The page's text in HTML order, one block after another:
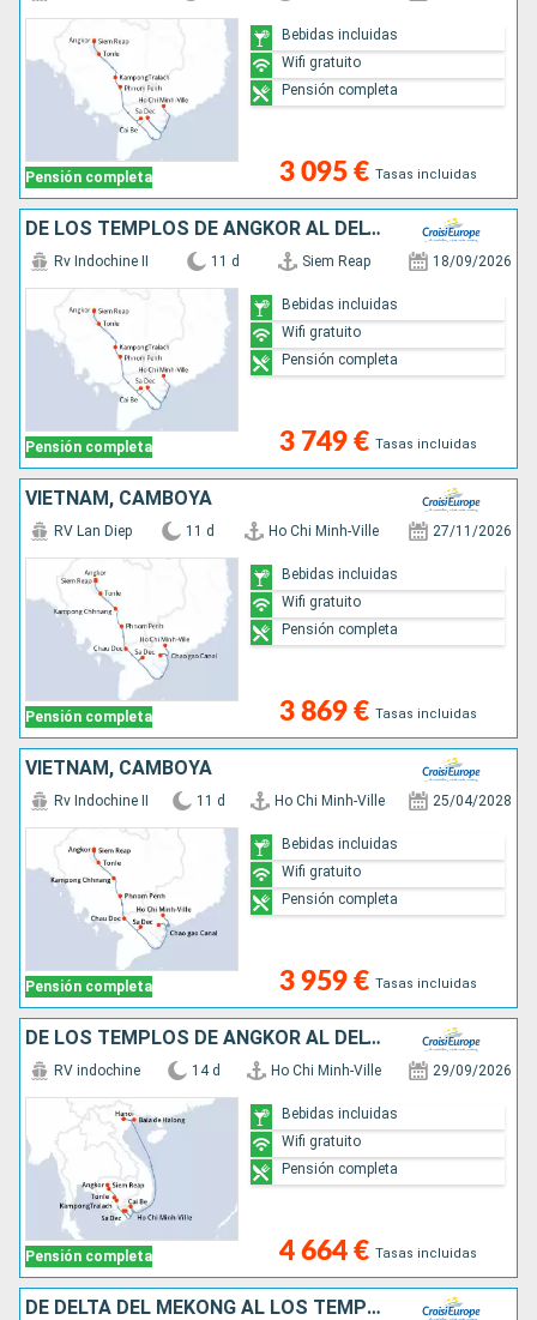
Pensión completa 3 095 € Tasas incluidas
Bebidas incluidas
Wifi gratuito
Pensión completa
DE LOS TEMPLOS DE ANGKOR AL DELTA DEL MEKONG (FORMULA PUERTO/PUERTO)
Pensión completa
Rv Indochine II 11 d Siem Reap 18/09/2026
3 749 € Tasas incluidas
Bebidas incluidas
Wifi gratuito
Pensión completa
VIETNAM, CAMBOYA
Pensión completa
RV Lan Diep 11 d Ho Chi Minh-Ville 27/11/2026
3 869 € Tasas incluidas
Bebidas incluidas
Wifi gratuito
Pensión completa
VIETNAM, CAMBOYA
Pensión completa
Rv Indochine II 11 d Ho Chi Minh-Ville 25/04/2028
3 959 € Tasas incluidas
Bebidas incluidas
Wifi gratuito
Pensión completa
DE LOS TEMPLOS DE ANGKOR AL DELTA DEL MEKONG & HANOI Y LA BAHÍA DE ALONG (FORMULA PUERTO/PUERTO)
Pensión completa
RV indochine 14 d Ho Chi Minh-Ville 29/09/2026
4 664 € Tasas incluidas
Bebidas incluidas
Wifi gratuito
Pensión completa
DE DELTA DEL MEKONG AL LOS TEMPLOS DE ANGKOR & HANOI Y LA BAHÍA DE ALONG (FORMULA PUERTO/PUERTO)